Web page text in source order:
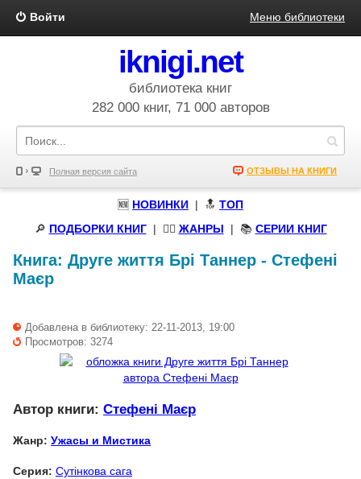
Войти Меню библиотеки
iknigi.net
библиотека книг
282 000 книг, 71 000 авторов
Полная версия сайта ОТЗЫВЫ НА КНИГИ
🆕 НОВИНКИ | 🔝 ТОП
🔎 ПОДБОРКИ КНИГ| 🧝‍♀️ ЖАНРЫ | 📚 СЕРИИ КНИГ
Книга: Друге життя Брі Таннер - Стефені
Маєр
Добавлена в библиотеку: 22-11-2013, 19:00
Просмотров: 3274
Автор книги: Стефені Маєр
Жанр: Ужасы и Мистика
Серия: Сутінкова сага